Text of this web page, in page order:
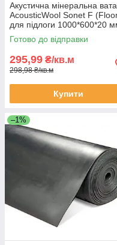
Акустична мінеральна вата
AcousticWool Sonet F
для підлоги 1000*600*20
(6кв.м/уп)
Готово до відправки
295,99 ₴/кв.м
298,98 ₴/кв.м
Купити
–1%